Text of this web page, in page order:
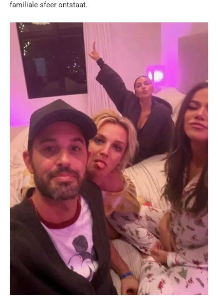
familiale sfeer ontstaat.